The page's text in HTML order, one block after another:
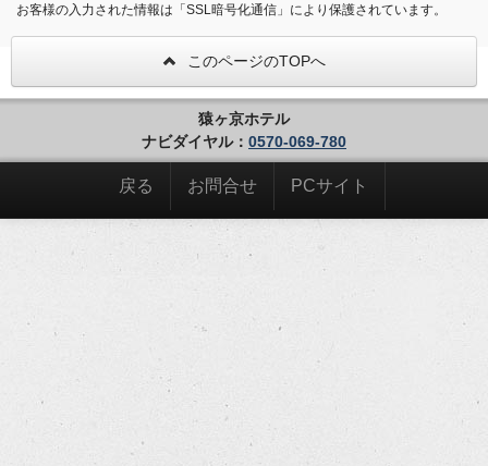
お客様の入力された情報は「SSL暗号化通信」により保護されています。
このページのTOPへ
猿ヶ京ホテル
ナビダイヤル： 0570-069-780
戻る お問合せ PCサイト